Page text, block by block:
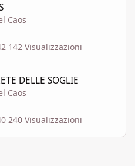
Caos
142 Visualizzazioni
DELLE SOGLIE
Caos
240 Visualizzazioni